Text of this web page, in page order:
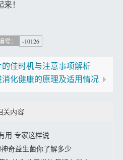
！
号： -10126
佳时机与注意事项解析
化健康的原理及适用情况
关内容
用 专家这样说
奇益生菌你了解多少